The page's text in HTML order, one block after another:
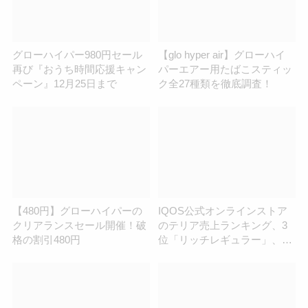
グローハイパー980円セール
再び『おうち時間応援キャン
ペーン』12月25日まで
【glo hyper air】グローハイ
パーエアー用たばこスティッ
ク全27種類を徹底調査！
【480円】グローハイパーの
クリアランスセール開催！破
格の割引480円
IQOS公式オンラインストア
のテリア売上ランキング、3
位「リッチレギュラー」、2